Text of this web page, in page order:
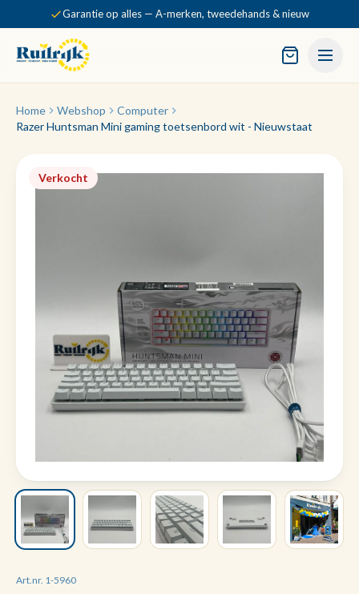
Garantie op alles — A-merken, tweedehands & nieuw
Home Webshop
Computer
Razer Huntsman Mini gaming toetsenbord wit - Nieuwstaat
Verkocht
Art.nr. 1-5960